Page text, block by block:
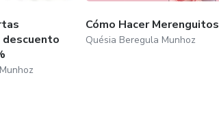
Cómo Hacer Merenguitos
Quésia Beregula Munhoz